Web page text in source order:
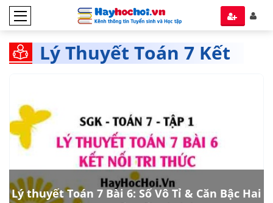
Lý Thuyết Toán 7 Kết
Lý thuyết Toán 7 Bài 6: Số Vô Tỉ & Căn Bậc Hai